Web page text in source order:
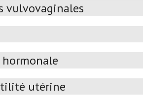
vulvovaginales
utérine